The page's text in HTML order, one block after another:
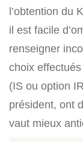
l’obtention du
il est facile
renseigner
choix
(IS ou option
président, ont
vaut mieux